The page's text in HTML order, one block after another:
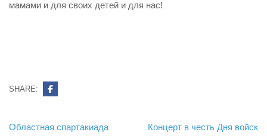
мамами и для своих детей и для нас!
SHARE:
Навигация
Областная спартакиада
Концерт в честь Дня войск